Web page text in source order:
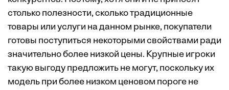
столько полезности, сколько традиционные
товары или услуги на данном рынке, покупатели
готовы поступиться некоторыми свойствами ради
значительно более низкой цены. Крупные игроки
такую выгоду предложить не могут, поскольку их
модель при более низком ценовом пороге не